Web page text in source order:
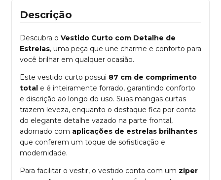
Descrição
Descubra o Vestido Curto com Detalhe de
Estrelas, uma peça que une charme e conforto para
você brilhar em qualquer ocasião.
Este vestido curto possui 87 cm de comprimento
total e é inteiramente forrado, garantindo conforto
e discrição ao longo do uso. Suas mangas curtas
trazem leveza, enquanto o destaque fica por conta
do elegante detalhe vazado na parte frontal,
adornado com aplicações de estrelas brilhantes
que conferem um toque de sofisticação e
modernidade.
Para facilitar o vestir, o vestido conta com um zíper